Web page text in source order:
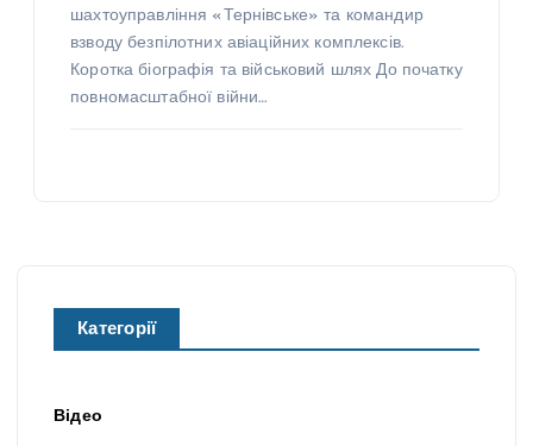
шахтоуправління «Тернівське» та командир
взводу безпілотних авіаційних комплексів.
Коротка біографія та військовий шлях До початку
повномасштабної війни…
Категорії
Відео